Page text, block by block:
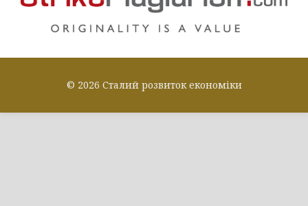
© 2026 Сталий розвиток економіки